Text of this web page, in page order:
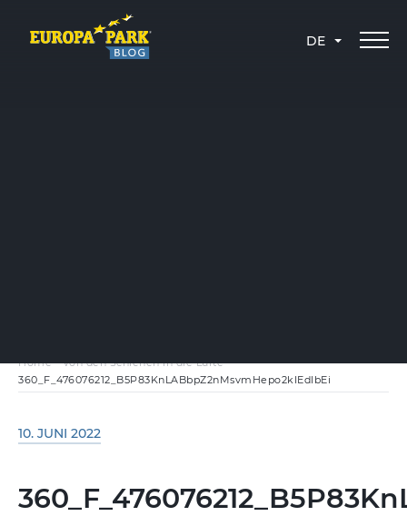
DE
Home-Von den Schienen in die Lüfte-
360_F_476076212_B5P83KnLABbpZ2nMsvmHepo2kIEdIbEi
10. JUNI 2022